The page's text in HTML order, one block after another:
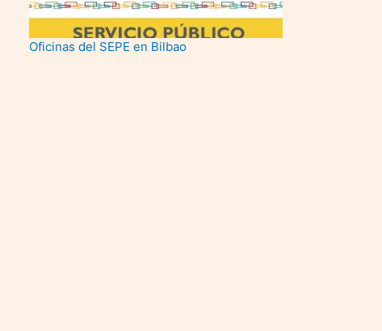
Oficinas del SEPE en Bilbao